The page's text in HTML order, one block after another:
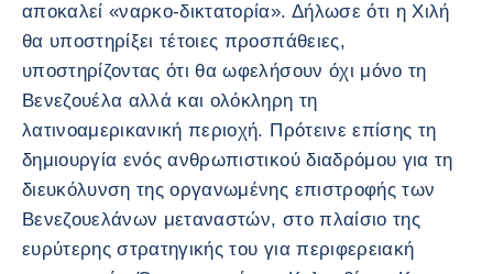
αποκαλεί «ναρκο-δικτατορία». Δήλωσε ότι η Χιλή
θα υποστηρίξει τέτοιες προσπάθειες,
υποστηρίζοντας ότι θα ωφελήσουν όχι μόνο τη
Βενεζουέλα αλλά και ολόκληρη τη
λατινοαμερικανική περιοχή. Πρότεινε επίσης τη
δημιουργία ενός ανθρωπιστικού διαδρόμου για τη
διευκόλυνση της οργανωμένης επιστροφής των
Βενεζουελάνων μεταναστών, στο πλαίσιο της
ευρύτερης στρατηγικής του για περιφερειακή